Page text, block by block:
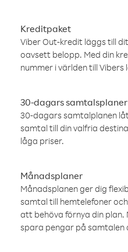
Kreditpaket
Viber Out-kredit läggs till
oavsett belopp. Med din
nummer i världen till Vibers
30-dagars samtalsplaner
30-dagars samtalplanen
samtal till din valfria
låga priser.
Månadsplaner
Månadsplanen ger dig
samtal till hemtelefoner
att behöva förnya din plan.
spara pengar på samtalen